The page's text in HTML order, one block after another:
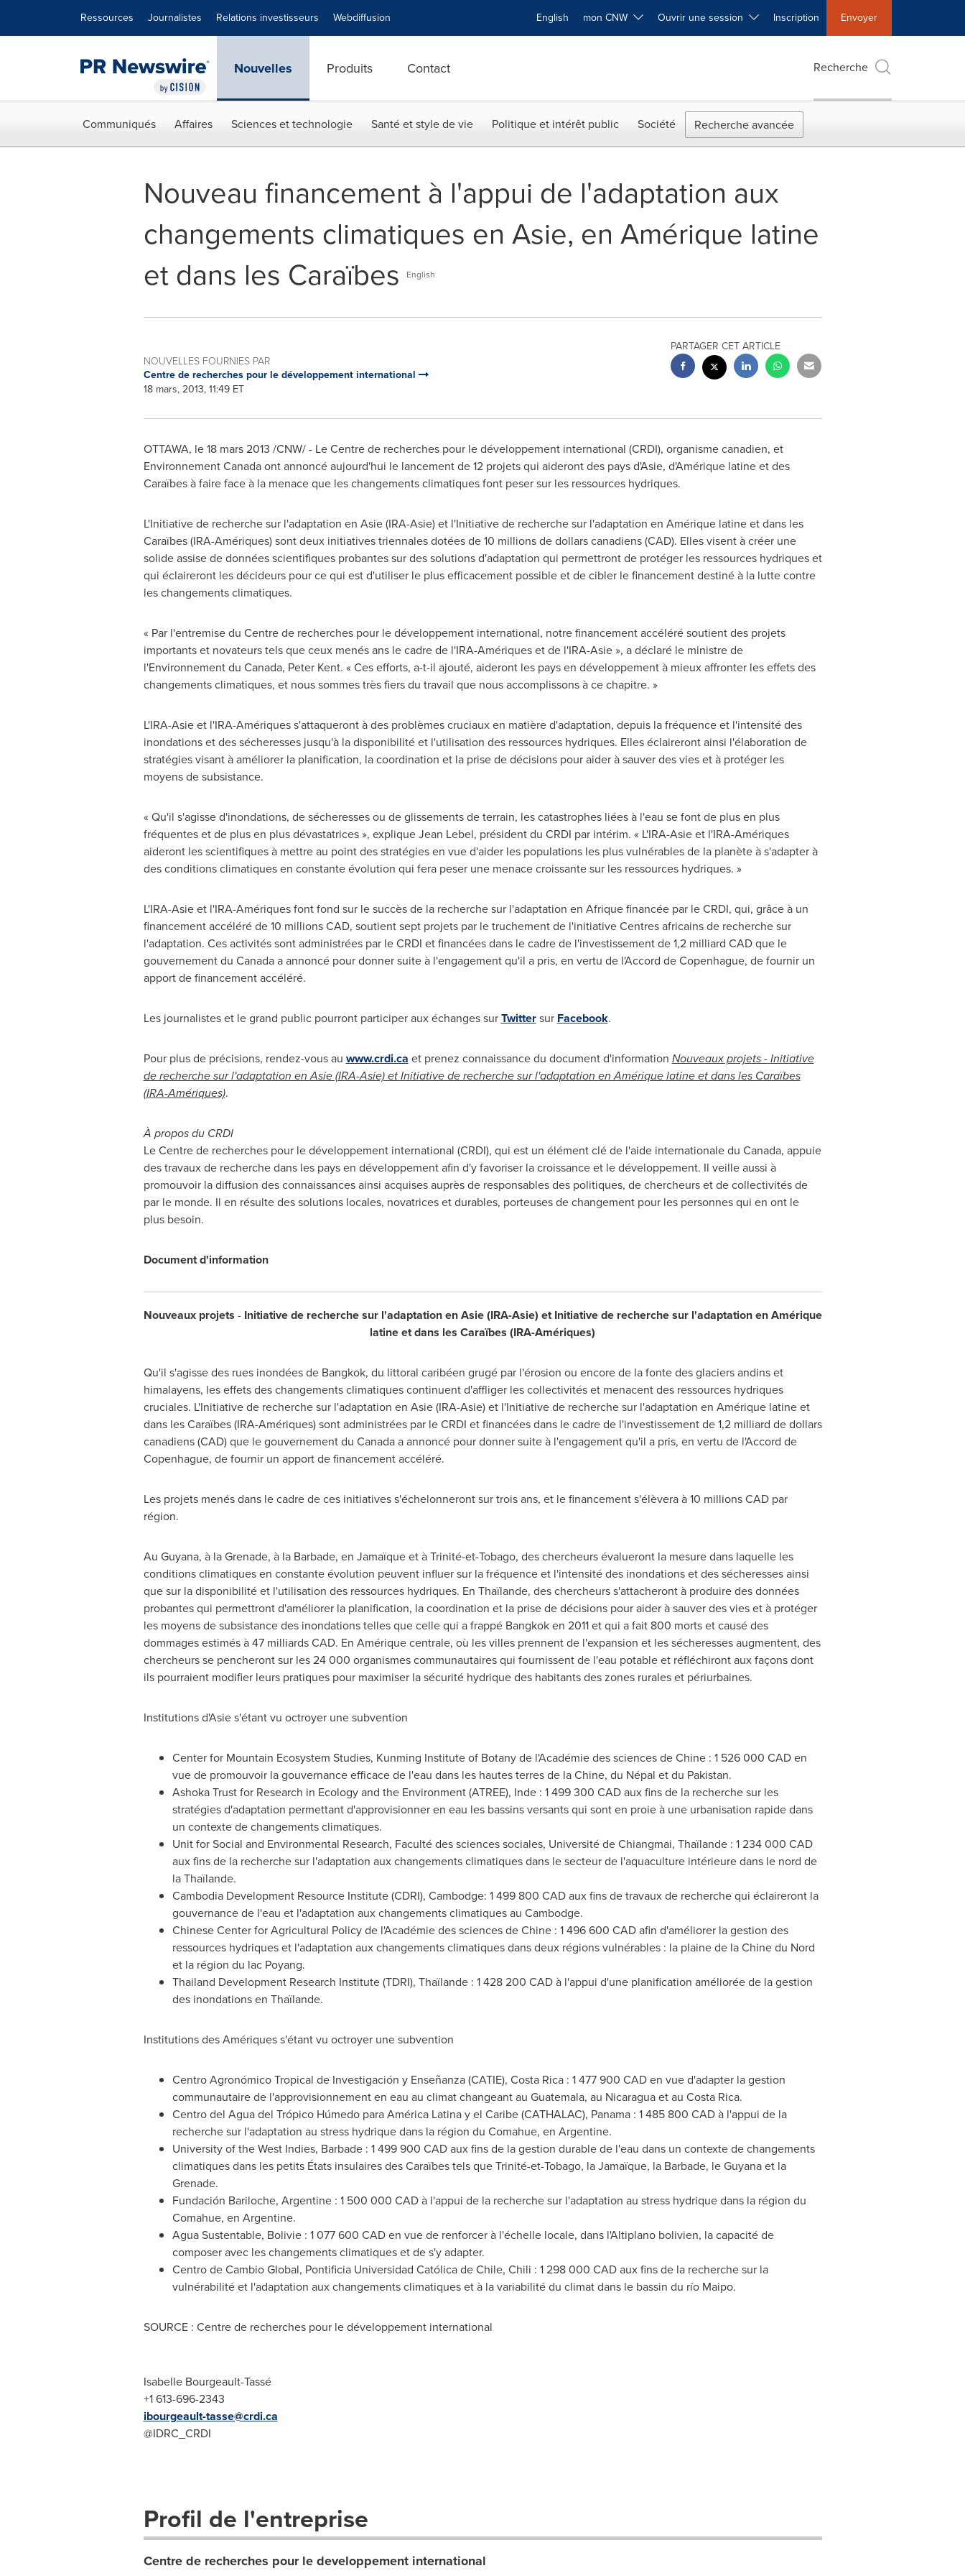
Ressources Journalistes Relations investisseurs Webdiffusion English mon CNW Ouvrir une session Inscription Envoyer
Nouvelles Produits Contact Recherche
Communiqués Affaires Sciences et technologie Santé et style de vie Politique et intérêt public Société Recherche avancée
Nouveau financement à l'appui de l'adaptation aux
changements climatiques en Asie, en Amérique latine
et dans les Caraïbes
English
NOUVELLES FOURNIES PAR
Centre de recherches pour le développement international
18 mars, 2013, 11:49 ET
PARTAGER CET ARTICLE
OTTAWA, le 18 mars 2013 /CNW/ - Le Centre de recherches pour le développement international (CRDI), organisme canadien, et
EnvironnementCanadaont annoncé aujourd'hui le lancement de 12 projets qui aideront des pays d'Asie, d'Amérique latine et des
Caraïbes à faire face à la menace que les changements climatiques font peser sur les ressources hydriques.
L'Initiative de recherche sur l'adaptation en Asie (IRA-Asie) et l'Initiative de recherche sur l'adaptation en Amérique latine et dans les
Caraïbes (IRA-Amériques) sont deux initiatives triennales dotées de 10 millions de dollars canadiens (CAD). Elles visent à créer une
solide assise de données scientifiques probantes sur des solutions d'adaptation qui permettront de protéger les ressources hydriques et
qui éclaireront les décideurs pour ce qui est d'utiliser le plus efficacement possible et de cibler le financement destiné à la lutte contre
les changements climatiques.
« Par l'entremise du Centre de recherches pour le développement international, notre financement accéléré soutient des projets
importants et novateurs tels que ceux menés ans le cadre de l'IRA-Amériques et de l'IRA-Asie », a déclaré le ministre de
l'Environnement du Canada, Peter Kent. « Ces efforts, a-t-il ajouté, aideront les pays en développement à mieux affronter les effets des
changements climatiques, et nous sommes très fiers du travail que nous accomplissons à ce chapitre. »
L'IRA-Asie et l'IRA-Amériques s'attaqueront à des problèmes cruciaux en matière d'adaptation, depuis la fréquence et l'intensité des
inondations et des sécheresses jusqu'à la disponibilité et l'utilisation des ressources hydriques. Elles éclaireront ainsi l'élaboration de
stratégies visant à améliorer la planification, la coordination et la prise de décisions pour aider à sauver des vies et à protéger les
moyens de subsistance.
« Qu'il s'agisse d'inondations, de sécheresses ou de glissements de terrain, les catastrophes liées à l'eau se font de plus en plus
fréquentes et de plus en plus dévastatrices », expliqueJean Lebel, président du CRDI par intérim. « L'IRA-Asie et l'IRA-Amériques
aideront les scientifiques à mettre au point des stratégies en vue d'aider les populations les plus vulnérables de la planète à s'adapter à
des conditions climatiques en constante évolution qui fera peser une menace croissante sur les ressources hydriques. »
L'IRA-Asie et l'IRA-Amériques font fond sur le succès de la recherche sur l'adaptation en Afrique financée par le CRDI, qui, grâce à un
financement accéléré de 10 millions CAD, soutient sept projets par le truchement de l'initiative Centres africains de recherche sur
l'adaptation. Ces activités sont administrées par le CRDI et financées dans le cadre de l'investissement de 1,2 milliard CAD que le
gouvernement du Canadaa annoncé pour donner suite à l'engagement qu'il a pris, en vertu de l'Accord de Copenhague, de fournir un
apport de financement accéléré.
Les journalistes et le grand public pourront participer aux échanges surTwittersur Facebook.
Pour plus de précisions, rendez-vous au www.crdi.ca et prenez connaissance du document d'information Nouveaux projets -Initiative
de recherche sur l'adaptation en Asie (IRA-Asie) et Initiative de recherche sur l'adaptation en Amérique latine et dans les Caraïbes
(IRA-Amériques).
À propos du CRDI
Le Centre de recherches pour le développement international (CRDI), qui est un élément clé de l'aide internationale du Canada, appuie
des travaux de recherche dans les pays en développement afin d'y favoriser la croissance et le développement. Il veille aussi à
promouvoir la diffusion des connaissances ainsi acquises auprès de responsables des politiques, de chercheurs et de collectivités de
par le monde. Il en résulte des solutions locales, novatrices et durables, porteuses de changement pour les personnes qui en ont le
plus besoin.
Document d'information
Nouveaux projets - Initiative de recherche sur l'adaptation en Asie (IRA-Asie) et Initiative de recherche sur l'adaptation en Amérique
latine et dans les Caraïbes (IRA-Amériques)
Qu'il s'agisse des rues inondées de Bangkok, du littoral caribéen grugé par l'érosion ou encore de la fonte des glaciers andins et
himalayens, les effets des changements climatiques continuent d'affliger les collectivités et menacent des ressources hydriques
cruciales. L'Initiative de recherche sur l'adaptation en Asie (IRA-Asie) et l'Initiative de recherche sur l'adaptation en Amérique latine et
dans les Caraïbes (IRA-Amériques) sont administrées par le CRDI et financées dans le cadre de l'investissement de 1,2 milliard de dollars
canadiens (CAD) que le gouvernement du Canadaa annoncé pour donner suite à l'engagement qu'il a pris, en vertu de l'Accord de
Copenhague, de fournir un apport de financement accéléré.
Les projets menés dans le cadre de ces initiatives s'échelonneront sur trois ans, et le financement s'élèvera à 10 millions CAD par
région.
Au Guyana, à la Grenade, à la Barbade, en Jamaïque et à Trinité-et-Tobago, des chercheurs évalueront la mesure dans laquelle les
conditions climatiques en constante évolution peuvent influer sur la fréquence et l'intensité des inondations et des sécheresses ainsi
que sur la disponibilité et l'utilisation des ressources hydriques. En Thaïlande, des chercheurs s'attacheront à produire des données
probantes qui permettront d'améliorer la planification, la coordination et la prise de décisions pour aider à sauver des vies et à protéger
les moyens de subsistance des inondations telles que celle qui a frappé Bangkoken 2011 etqui a fait 800 morts et causé des
dommages estimés à 47 milliards CAD. En Amérique centrale, où les villes prennent de l'expansion et les sécheresses augmentent, des
chercheurs se pencheront sur les 24 000 organismes communautaires qui fournissent de l'eau potable et réfléchiront aux façons dont
ils pourraient modifier leurs pratiques pour maximiser la sécurité hydrique des habitants des zones rurales et périurbaines.
Institutions d'Asie s'étant vu octroyer une subvention
Center for Mountain Ecosystem Studies, Kunming Institute of Botany de l'Académie des sciences de Chine : 1 526 000 CAD en
vue de promouvoir la gouvernance efficace de l'eau dans les hautes terres de la Chine, du Népal et du Pakistan.
Ashoka Trust for Research in Ecology and the Environment (ATREE), Inde : 1 499 300 CAD aux fins de la recherche sur les
stratégies d'adaptation permettant d'approvisionner en eau les bassins versants qui sont en proie à une urbanisation rapide dans
un contexte de changements climatiques.
Unit for Social and Environmental Research, Faculté des sciences sociales, Université de Chiangmai, Thaïlande : 1 234 000 CAD
aux fins de la recherche sur l'adaptation aux changements climatiques dans le secteur de l'aquaculture intérieure dans le nord de
la Thaïlande.
CambodiaDevelopment Resource Institute (CDRI), Cambodge: 1 499 800 CAD aux fins de travaux de recherche qui éclaireront la
gouvernance de l'eau et l'adaptation aux changements climatiques au Cambodge.
Chinese Center for Agricultural Policy de l'Académie des sciences de Chine : 1 496 600 CAD afin d'améliorer la gestion des
ressources hydriques et l'adaptation aux changements climatiques dans deux régions vulnérables : la plaine de la Chine du Nord
et la région du lac Poyang.
Thailand Development Research Institute (TDRI), Thaïlande : 1 428 200 CAD à l'appui d'une planification améliorée de la gestion
des inondations en Thaïlande.
Institutions des Amériques s'étant vu octroyer une subvention
Centro Agronómico Tropical de Investigación y Enseñanza (CATIE), Costa Rica : 1 477 900 CAD en vue d'adapter la gestion
communautaire de l'approvisionnement en eau au climat changeant au Guatemala, au Nicaraguaet au Costa Rica.
Centro del Agua del Trópico Húmedo para América Latina y el Caribe (CATHALAC), Panama : 1 485 800 CAD à l'appui de la
recherche sur l'adaptation au stress hydrique dans la région du Comahue, en Argentine.
University of the West Indies, Barbade : 1 499 900 CAD aux fins de la gestion durable de l'eau dans un contexte de changements
climatiques dans les petits États insulaires des Caraïbes tels que Trinité-et-Tobago, la Jamaïque, la Barbade, leGuyanaet la
Grenade.
Fundación Bariloche, Argentine : 1 500 000 CAD à l'appui de la recherche sur l'adaptation au stress hydrique dans la région du
Comahue, en Argentine.
Agua Sustentable, Bolivie : 1 077 600 CAD en vue de renforcer à l'échelle locale, dans l'Altiplano bolivien, la capacité de
composer avec les changements climatiques et de s'y adapter.
Centro de Cambio Global, Pontificia Universidad Católica deChile, Chili : 1 298 000 CAD aux fins de la recherche sur la
vulnérabilité et l'adaptation aux changements climatiques et à la variabilité du climat dans le bassin du río Maipo.
SOURCE : Centre de recherches pour le développement international
Isabelle Bourgeault-Tassé
+1 613-696-2343
ibourgeault-tasse@crdi.ca
@IDRC_CRDI
Profil de l'entreprise
Centre de recherches pour le developpement international